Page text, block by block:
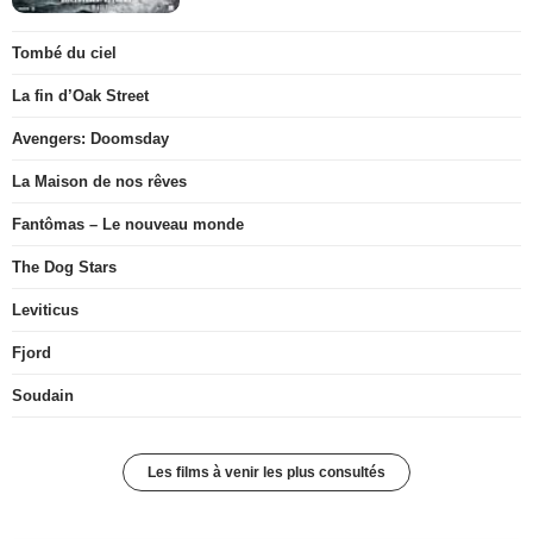
Tombé du ciel
La fin d’Oak Street
Avengers: Doomsday
La Maison de nos rêves
Fantômas – Le nouveau monde
The Dog Stars
Leviticus
Fjord
Soudain
Les films à venir les plus consultés